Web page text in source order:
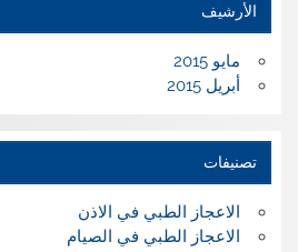
الأرشيف
مايو 2015
أبريل 2015
تصنيفات
الاعجاز الطبي في الاذن
الاعجاز الطبي في الصيام